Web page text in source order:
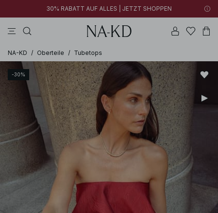
30% RABATT AUF ALLES | JETZT SHOPPEN
NA-KD / Oberteile / Tubetops
-30%